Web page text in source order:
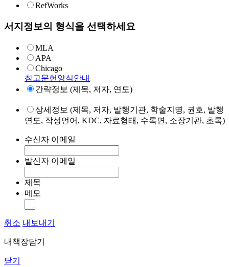
RefWorks
서지정보의 형식을 선택하세요
MLA
APA
Chicago
참고문헌양식안내
간략정보 (제목, 저자, 연도)
상세정보 (제목, 저자, 발행기관, 학술지명, 권호, 발행
연도, 작성언어, KDC, 자료형태, 수록면, 소장기관, 초록)
수신자 이메일
발신자 이메일
제목
메모
취소 내보내기
내책장담기
닫기